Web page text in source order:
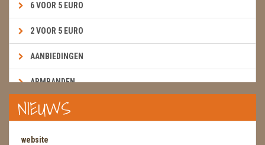
6 VOOR 5 EURO
2 VOOR 5 EURO
AANBIEDINGEN
ARMBANDEN
BOEKEN & KAARTEN E.A.R.T.H.
NIEUWS
website